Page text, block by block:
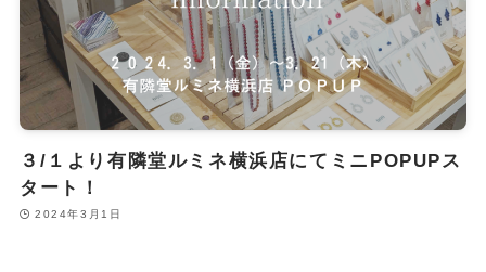
３/１より有隣堂ルミネ横浜店にてミニPOPUPス
タート！
2024年3月1日